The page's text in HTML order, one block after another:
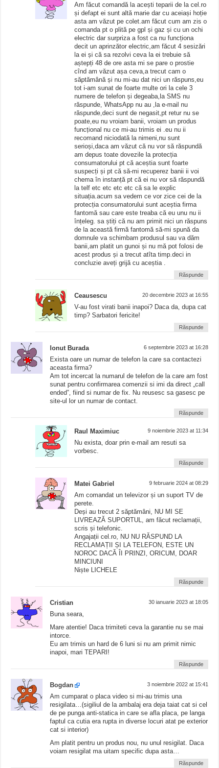
Am făcut comandă la acești teparii de la cel.ro
și defapt ei sunt altă marie dar cu aceiași hoție
asta am văzut pe colet.am făcut cum am zis o
comanda pt o plită pe gpl și gaz și cu un ochi
electric dar surpriza a fost ca nu funcționa
decit un aprinzător electric,am făcut 4 sesizări
la ei și că sa rezolvi ceva la ei trebuie să
aștepți 48 de ore asta mi se pare o prostie
cînd am văzut așa ceva,a trecut cam o
săptămână și nu mi-au dat nici un răspuns,eu
tot i-am sunat de foarte multe ori la cele 3
numere de telefon și degeaba,la SMS nu
răspunde, WhatsApp nu au ,la e-mail nu
răspunde,deci sunt de negasit,pt retur nu se
poate,eu nu vroiam banii, vroiam un produs
funcțional nu ce mi-au trimis ei .eu nu ii
recomand niciodată la nimeni,nu sunt
serioși,daca am văzut că nu vor să răspundă
am depus toate dovezile la protecția
consumatorului pt că aceștia sunt foarte
suspecți și pt că să-mi recuperez banii ii voi
chema în instanță pt că ei nu vor să răspundă
la telf etc etc etc etc că sa le explic
situația.acum sa vedem ce vor zice cei de la
protecția consumatorului sunt aceștia firma
fantomă sau care este treaba că eu unu nu ii
înțeleg. sa știți că nu am primit nici un răspuns
de la această firmă fantomă să-mi spună da
domnule va schimbam produsul sau va dăm
banii,am platit un gunoi și nu mă pot folosi de
acest produs și a trecut atîta timp.deci in
concluzie aveți grijă cu aceștia .
Răspunde
Ceausescu 20 decembrie 2023 at 16:55
V-au fost virati banii inapoi? Daca da, dupa cat
timp? Sarbatori fericite!
Răspunde
Ionut Burada 6 septembrie 2023 at 16:28
Exista oare un numar de telefon la care sa contactezi
aceasta firma?
Am tot incercat la numarul de telefon de la care am fost
sunat pentru confirmarea comenzii si imi da direct „call
ended”, fiind si numar de fix. Nu reusesc sa gasesc pe
site-ul lor un numar de contact.
Răspunde
Raul Maximiuc 9 noiembrie 2023 at 11:34
Nu exista, doar prin e-mail am resuti sa
vorbesc.
Răspunde
Matei Gabriel 9 februarie 2024 at 08:29
Am comandat un televizor și un suport TV de
perete.
Deși au trecut 2 săptămâni, NU MI SE
LIVREAZĂ SUPORTUL, am făcut reclamații,
scris și telefonic.
Angajații cel.ro, NU NU RĂSPUND LA
RECLAMAȚII ȘI LA TELEFON, ESTE UN
NOROC DACĂ ÎI PRINZI, ORICUM, DOAR
MINCIUNI
Niște LICHELE
Răspunde
Cristian 30 ianuarie 2023 at 18:05
Buna seara,
Mare atentie! Daca trimiteti ceva la garantie nu se mai
intorce.
Eu am trimis un hard de 6 luni si nu am primit nimic
inapoi, mari TEPARI!
Răspunde
Bogdan 3 noiembrie 2022 at 15:41
Am cumparat o placa video si mi-au trimis una
resigilata…(sigiliul de la ambalaj era deja taiat cat si cel
de pe punga anti-statica in care se afla placa, pe langa
faptul ca cutia era rupta in diverse locuri atat pe exterior
cat si interior)
Am platit pentru un produs nou, nu unul resigilat. Daca
voiam resigilat ma uitam specific dupa asta…
Răspunde